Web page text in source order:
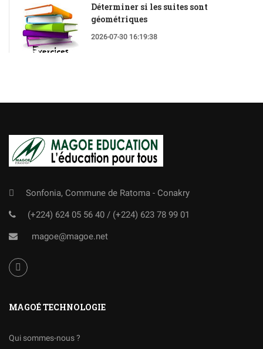
Déterminer si les suites sont
géométriques
2026-07-30 16:19:38
Sonfonia, Commune de Ratoma - Conakry
(+224) 624 05 56 40 / (+224) 623 78 99 01
magoe@magoe.net
MAGOÉ TECHNOLOGIE
Qui sommes-nous ?